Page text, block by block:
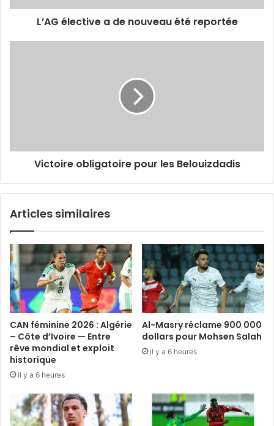
L’AG élective a de nouveau été reportée
Victoire obligatoire pour les Belouizdadis
Articles similaires
CAN féminine 2026 : Algérie
– Côte d’Ivoire — Entre
rêve mondial et exploit
historique
il y a 6 heures
Al-Masry réclame 900 000
dollars pour Mohsen Salah
il y a 6 heures